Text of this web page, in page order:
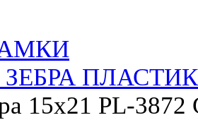
15х21 PL-3872